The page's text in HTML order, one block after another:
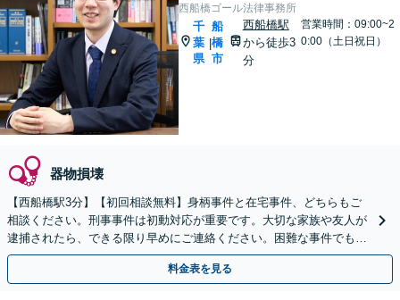
西船橋ゴール法律事務所
千
葉
県
|
船
橋
市
西船橋駅
から徒歩3
分
営業時間：09:00~2
0:00（土日祝日）
器物損壊
【西船橋駅3分】【初回相談無料】身柄事件と在宅事件、どちらもご
相談ください。刑事事件は初動対応が重要です。大切な家族や友人が
逮捕されたら、できる限り早めにご連絡ください。困難な事件でも粘
り強く対応し、より良い結果を目指します。
料金表を見る